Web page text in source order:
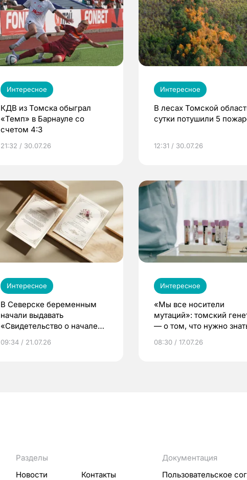
Интересное
КДВ из Томска обыграл
«Темп» в Барнауле со
счетом 4:3
21:32 / 30.07.26
Интересное
В лесах Томской
сутки потушили 5
12:31 / 30.07.26
Интересное
В Северске беременным
начали выдавать
«Свидетельство о начале
09:34 / 21.07.26
Интересное
«Мы все носители
мутаций»: томский
— о том, что нужно
08:30 / 17.07.26
Разделы
Новости
Контакты
Документация
Пользовательское